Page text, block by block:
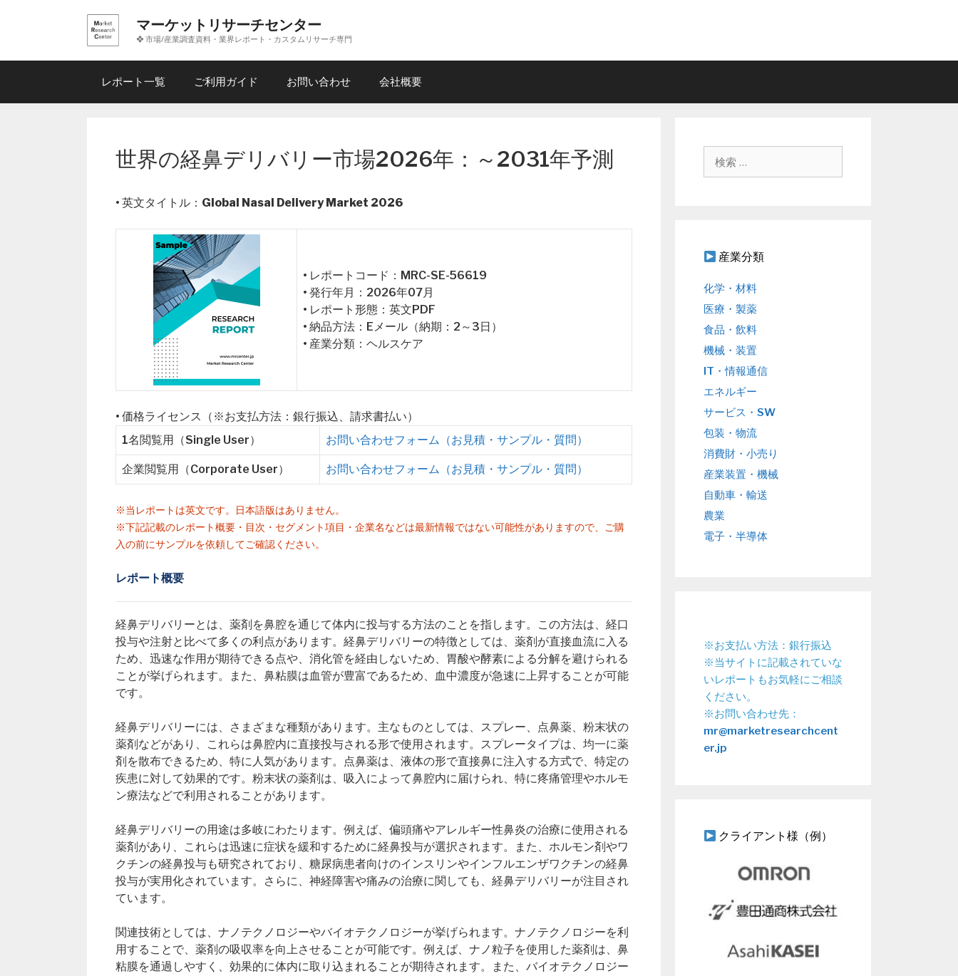
ン
マーケットリサーチセンター
❖ 市場/産業調査資料・業界レポート・カスタムリサーチ専門
レポート一覧 ご利用ガイド お問い合わせ 会社概要
世界の経鼻デリバリー市場2026年：～2031年予測
• 英文タイトル： Global Nasal Delivery Market 2026
• レポートコード：MRC-SE-56619
• 発行年月：2026年07月
• レポート形態：英文PDF
• 納品方法：Eメール（納期：2～3日）
• 産業分類：ヘルスケア
• 価格ライセンス（※お支払方法：銀行振込、請求書払い）
1名閲覧用（Single User）
お問い合わせフォーム（お見積・サンプル・質問）
企業閲覧用（Corporate User） お問い合わせフォーム（お見積・サンプル・質問）
※当レポートは英文です。日本語版はありません。
※下記記載のレポート概要・目次・セグメント項目・企業名などは最新情報ではない可能性がありますので、ご購
入の前にサンプルを依頼してご確認ください。
レポート概要
経鼻デリバリーとは、薬剤を鼻腔を通じて体内に投与する方法のことを指します。この方法は、経口
投与や注射と比べて多くの利点があります。経鼻デリバリーの特徴としては、薬剤が直接血流に入る
ため、迅速な作用が期待できる点や、消化管を経由しないため、胃酸や酵素による分解を避けられる
ことが挙げられます。また、鼻粘膜は血管が豊富であるため、血中濃度が急速に上昇することが可能
です。
経鼻デリバリーには、さまざまな種類があります。主なものとしては、スプレー、点鼻薬、粉末状の
薬剤などがあり、これらは鼻腔内に直接投与される形で使用されます。スプレータイプは、均一に薬
剤を散布できるため、特に人気があります。点鼻薬は、液体の形で直接鼻に注入する方式で、特定の
疾患に対して効果的です。粉末状の薬剤は、吸入によって鼻腔内に届けられ、特に疼痛管理やホルモ
ン療法などで利用されることがあります。
経鼻デリバリーの用途は多岐にわたります。例えば、偏頭痛やアレルギー性鼻炎の治療に使用される
薬剤があり、これらは迅速に症状を緩和するために経鼻投与が選択されます。また、ホルモン剤やワ
クチンの経鼻投与も研究されており、糖尿病患者向けのインスリンやインフルエンザワクチンの経鼻
投与が実用化されています。さらに、神経障害や痛みの治療に関しても、経鼻デリバリーが注目され
ています。
関連技術としては、ナノテクノロジーやバイオテクノロジーが挙げられます。ナノテクノロジーを利
用することで、薬剤の吸収率を向上させることが可能です。例えば、ナノ粒子を使用した薬剤は、鼻
粘膜を通過しやすく、効果的に体内に取り込まれることが期待されます。また、バイオテクノロジー
産業分類
化学・材料
医療・製薬
食品・飲料
機械・装置
IT・情報通信
エネルギー
サービス・SW
包装・物流
消費財・小売り
産業装置・機械
自動車・輸送
農業
電子・半導体
※お支払い方法：銀行振込
※当サイトに記載されていな
いレポートもお気軽にご相談
ください。
※お問い合わせ先：
mr@marketresearchcent
er.jp
クライアント様（例）